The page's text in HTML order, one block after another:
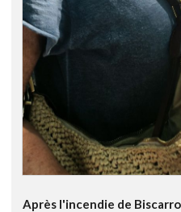
Après l'incendie de